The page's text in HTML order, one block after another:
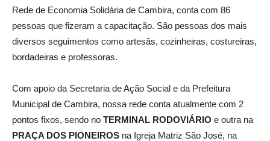
Rede de Economia Solidária de Cambira, conta com 86
pessoas que fizeram a capacitação. São pessoas dos mais
diversos seguimentos como artesãs, cozinheiras, costureiras,
bordadeiras e professoras.
Com apoio da Secretaria de Ação Social e da Prefeitura
Municipal de Cambira, nossa rede conta atualmente com 2
pontos fixos, sendo no TERMINAL RODOVIÁRIO e outra na
PRAÇA DOS PIONEIROS na Igreja Matriz São José, na